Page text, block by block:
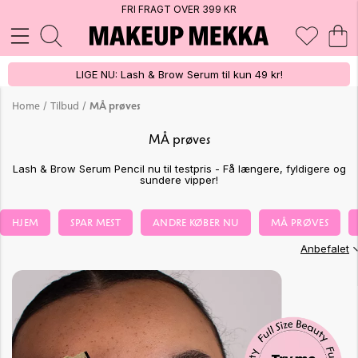
FRI FRAGT OVER 399 KR
LIGE NU: Lash & Brow Serum til kun 49 kr!
Home / Tilbud / MÅ prøves
MÅ prøves
Lash & Brow Serum Pencil nu til testpris - Få længere, fyldigere og
sundere vipper!
HJEM SPAR MEST ANDRE KØBER NU MÅ PRØVES
Anbefalet